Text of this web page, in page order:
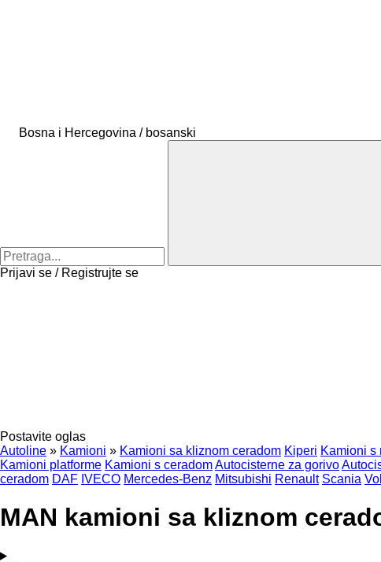
Bosna i Hercegovina / bosanski
Prijavi se / Registrujte se
Postavite oglas
Autoline » Kamioni » Kamioni sa kliznom ceradom Kiperi Kamioni s
Kamioni platforme Kamioni s ceradomAutocisterne za gorivo
ceradom DAF IVECO Mercedes-Benz Mitsubishi Renault Scania
MAN kamioni sa kliznom